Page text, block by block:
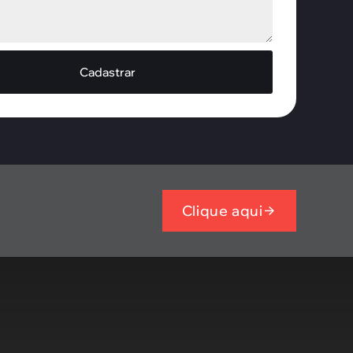
Cadastrar
Clique aqui